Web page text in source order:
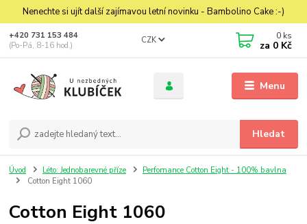
Nenechte si ujít další zajímavou letní novinku - Bambolino Cake :-)
Menu
CZK
Hledat
+420 731 153 484
(Po-Pá, 8-16 hod.)
0 ks
za 0 Kč
Úvod Léto: Jednobarevné příze
Perfomance Cotton Eight - 100% bavlna
Cotton Eight 1060
Cotton Eight 1060